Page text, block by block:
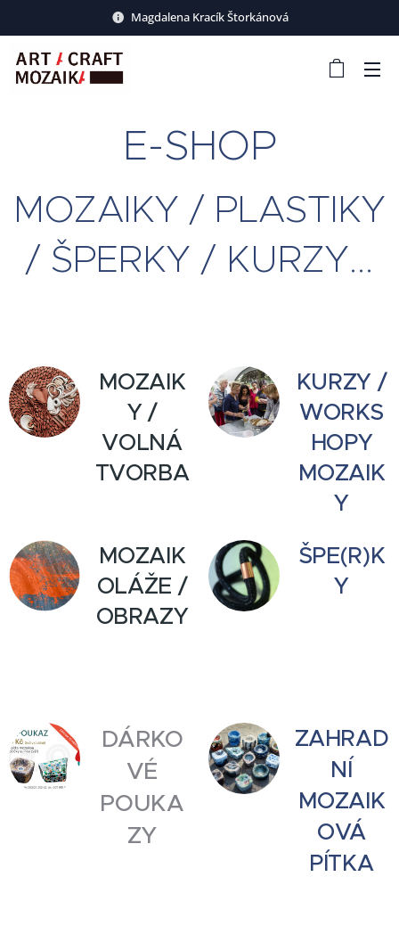
Magdalena Kracík Štorkánová
E-SHOP
MOZAIKY / PLASTIKY
/ ŠPERKY / KURZY...
MOZAIK
Y /
VOLNÁ
TVORBA
KURZY /
WORKS
HOPY
MOZAIK
Y
MOZAIK
OLÁŽE /
OBRAZY
ŠPE(R)K
Y
DÁRKO
VÉ
POUKA
ZY
ZAHRAD
NÍ
MOZAIK
OVÁ
PÍTKA